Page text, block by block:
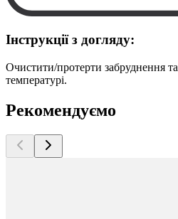
Інструкції з догляду:
Очистити/протерти забруднення
температурі.
Рекомендуємо